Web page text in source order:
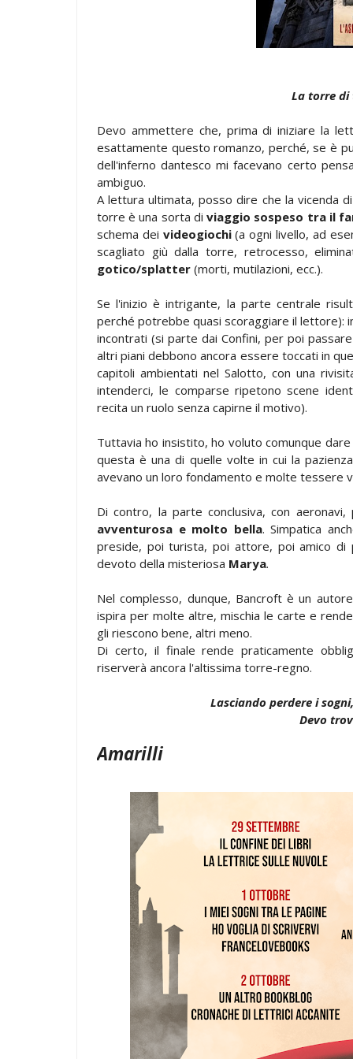
La torre
Devo ammettere che, prima di iniziare la
esattamente questo romanzo, perché, se è
dell'inferno dantesco mi facevano certo
ambiguo.
A lettura ultimata, posso dire che la vicenda
torre è una sorta diviaggio sospeso tra il
schema dei videogiochi(a ogni livello, ad
scagliato giù dalla torre, retrocesso,
gotico/splatter (morti, mutilazioni, ecc.).
Se l'inizio è intrigante, la parte centrale
perché potrebbe quasi scoraggiare il lettore):
incontrati (si parte dai Confini, per poi
altri piani debbono ancora essere toccati in
capitoli ambientati nel Salotto, con una
intenderci, le comparse ripetono scene
recita un ruolo senza capirne il motivo).
Tuttavia ho insistito, ho voluto comunque
questa è una di quelle volte in cui la
avevano un loro fondamento e molte tessere
Di contro, la parte conclusiva, con
avventurosa e molto bella. Simpatica
preside, poi turista, poi attore, poi amico
devoto della misteriosa Marya.
Nel complesso, dunque, Bancroft è un
ispira per molte altre, mischia le carte e
gli riescono bene, altri meno.
Di certo, il finale rende praticamente
riserverà ancora l'altissima torre-regno.
Lasciando perdere i
Devo
Amarilli